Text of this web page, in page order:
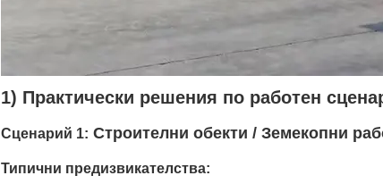
1) Практически решения по работен
Сценарий 1: Строителни обекти / Земекопни
Типични предизвикателства: